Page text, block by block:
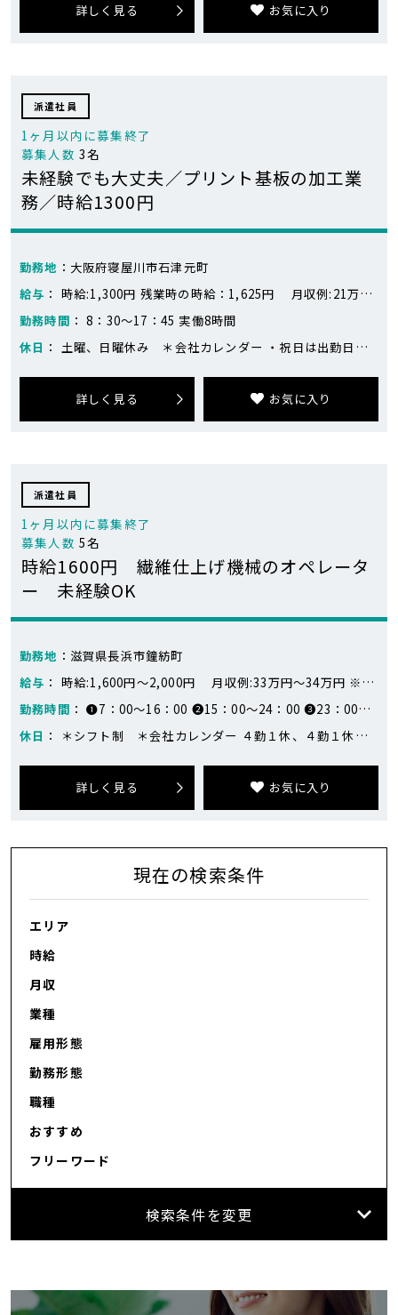
詳しく見る お気に入り
派遣社員
1ヶ月以内に募集終了
募集人数 3名
未経験でも大丈夫／プリント基板の加工業
務／時給1300円
勤務地 ：大阪府寝屋川市石津元町
給与 ： 時給:1,300円 残業時の時給：1,625円 月収例:21万円～23万円 ※218,400円～283,400円（21日勤務、残業なし～残業10時間の場合） 時給1300円×8時間×21日＝218,400円 残業10時間＝16,250円 ※目安です。
勤務時間 ： 8：30～17：45 実働8時間
休日 ： 土曜、日曜休み ＊会社カレンダー ・祝日は出勤日あり ・繁忙期は土日出勤がありますが、平日に代休を取ることが出来ます
詳しく見る お気に入り
派遣社員
1ヶ月以内に募集終了
募集人数 5名
時給1600円 繊維仕上げ機械のオペレータ
ー 未経験OK
勤務地 ：滋賀県長浜市鐘紡町
給与 ： 時給:1,600円～2,000円 月収例:33万円～34万円 ※月収例：336,000円（24日勤務） 早番）1600円×8時間 遅番）1600円×6時間＋2000円×2時間 夜勤）1600円×3時間＋2000円×5時間
勤務時間 ： ❶7：00～16：00 ❷15：00～24：00 ❸23：00～8：00
休日 ： ＊シフト制 ＊会社カレンダー ４勤１休、４勤１休、４勤２休の繰り返し（会社カレンダー）
詳しく見る お気に入り
現在の検索条件
エリア
時給
月収
業種
雇用形態
勤務形態
職種
おすすめ
フリーワード
検索条件を変更